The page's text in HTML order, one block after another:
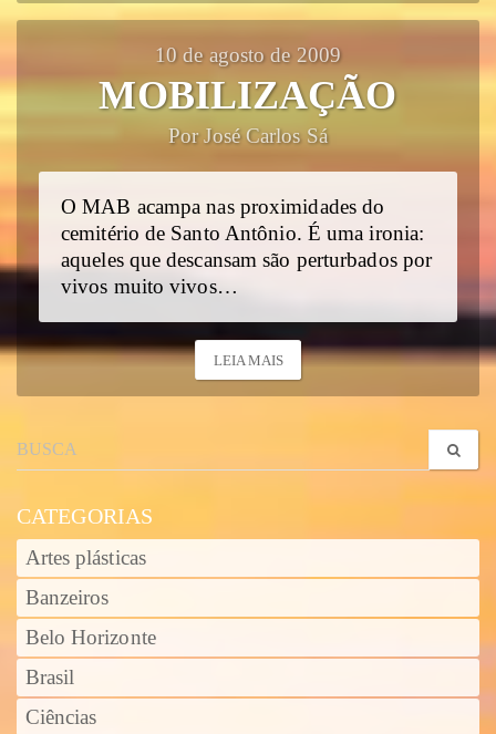
10 de agosto de 2009
MOBILIZAÇÃO
Por José Carlos Sá
O MAB acampa nas proximidades do
cemitério de Santo Antônio. É uma ironia:
aqueles que descansam são perturbados por
vivos muito vivos…
LEIA MAIS
CATEGORIAS
Artes plásticas
Banzeiros
Belo Horizonte
Brasil
Ciências